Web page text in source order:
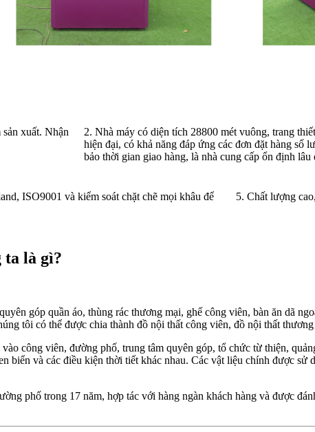
xuất. Nhận
2. Nhà máy có diện tích 28800 mét vuông, trang
hiện đại, có khả năng đáp ứng các đơn đặt hàng số
bảo thời gian giao hàng, là nhà cung cấp ổn định lâu
ISO9001 và kiểm soát chặt chẽ mọi khâu để
5. Chất lượng
ta là gì?
góp quần áo, thùng rác thương mại, ghế công viên, bàn ăn dã
tôi có thể được chia thành đồ nội thất công viên, đồ nội thất
công viên, đường phố, trung tâm quyên góp, tổ chức từ thiện,
biển và các điều kiện thời tiết khác nhau. Các vật liệu chính được
phố trong 17 năm, hợp tác với hàng ngàn khách hàng và được